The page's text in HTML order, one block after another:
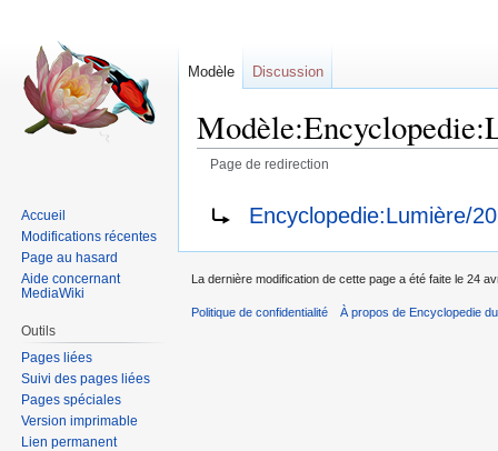
Page de redirection
la
navigation
la
recherche
Encyclopedie:Lumière/
Modèle Discussion
Accueil
Modifications récentes
Page au hasard
Aide concernant
MediaWiki
Outils
Pages liées
Suivi des pages liées
Pages spéciales
Version imprimable
Lien permanent
La dernière modification de cette page a été faite le 24
Politique de confidentialité À propos de Encyclopedie